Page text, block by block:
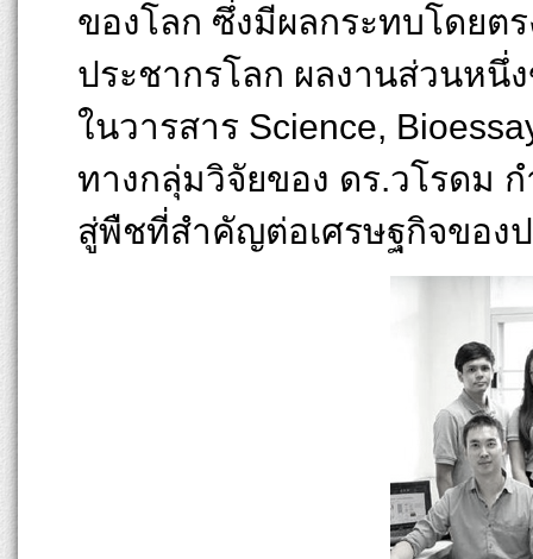
ของโลก ซึ่งมีผลกระทบโดยต
ประชากรโลก ผลงานส่วนหนึ่
ในวารสาร Science,
ทางกลุ่มวิจัยของ ดร.วโรดม
สู่พืชที่สำคัญต่อเศรษฐกิจของ